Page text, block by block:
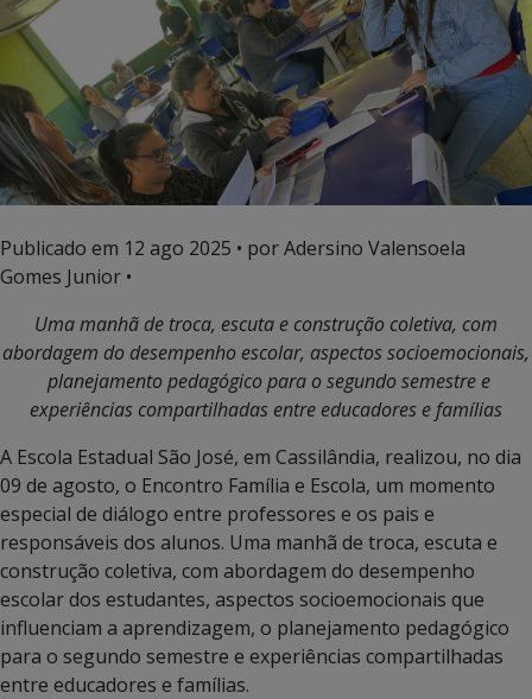
Publicado em 12 ago 2025 • por Adersino Valensoela
Gomes Junior •
Uma manhã de troca, escuta e construção coletiva, com
abordagem do desempenho escolar, aspectos socioemocionais,
planejamento pedagógico para o segundo semestre e
experiências compartilhadas entre educadores e famílias
A Escola Estadual São José, em Cassilândia, realizou, no dia
09 de agosto, o Encontro Família e Escola, um momento
especial de diálogo entre professores e os pais e
responsáveis dos alunos. Uma manhã de troca, escuta e
construção coletiva, com abordagem do desempenho
escolar dos estudantes, aspectos socioemocionais que
influenciam a aprendizagem, o planejamento pedagógico
para o segundo semestre e experiências compartilhadas
entre educadores e famílias.